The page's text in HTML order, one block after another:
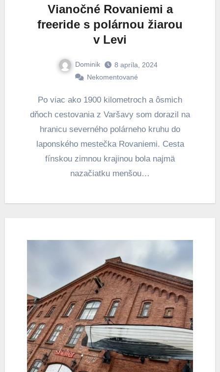
Vianočné Rovaniemi a
freeride s polárnou žiarou
v Levi
Dominik
8 apríla, 2024
Nekomentované
Po viac ako 1900 kilometroch a ôsmich
dňoch cestovania z Varšavy som dorazil na
hranicu severného polárneho kruhu do
laponského mestečka Rovaniemi. Cesta
fínskou zimnou krajinou bola najmä
nazačiatku menšou…